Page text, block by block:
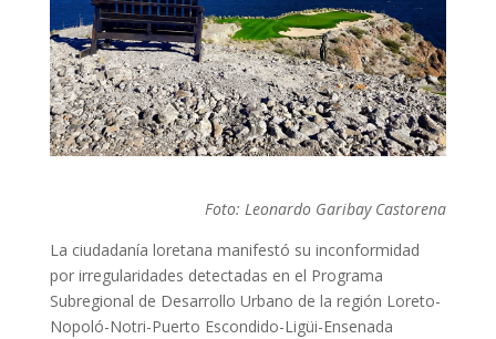
Foto: Leonardo Garibay Castorena
La ciudadanía loretana manifestó su inconformidad
por irregularidades detectadas en el Programa
Subregional de Desarrollo Urbano de la región Loreto-
Nopoló-Notri-Puerto Escondido-Ligüi-Ensenada